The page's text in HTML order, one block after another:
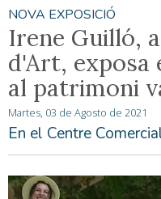
NOVA EXPOSICIÓ
Irene Guilló,
d'Art, exposa
al patrimoni
Martes, 03 de Agosto de 2021
En el Centre